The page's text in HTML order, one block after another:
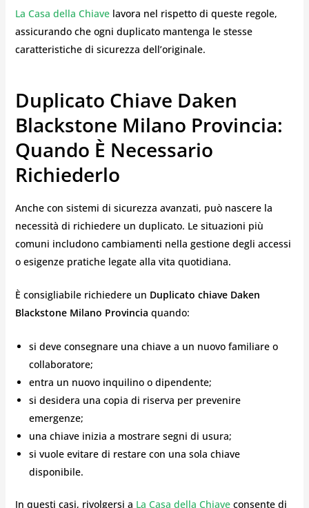
La Casa della Chiavelavora nel rispetto di queste regole,
assicurando che ogni duplicato mantenga le stesse
caratteristiche di sicurezza dell’originale.
Duplicato Chiave Daken
Blackstone Milano Provincia:
Quando È Necessario
Richiederlo
Anche con sistemi di sicurezza avanzati, può nascere la
necessità di richiedere un duplicato. Le situazioni più
comuni includono cambiamenti nella gestione degli accessi
o esigenze pratiche legate alla vita quotidiana.
È consigliabile richiedere un Duplicato chiave Daken
Blackstone Milano Provincia quando:
si deve consegnare una chiave a un nuovo familiare o
collaboratore;
entra un nuovo inquilino o dipendente;
si desidera una copia di riserva per prevenire
emergenze;
una chiave inizia a mostrare segni di usura;
si vuole evitare di restare con una sola chiave
disponibile.
In questi casi, rivolgersi a La Casa della Chiaveconsente di